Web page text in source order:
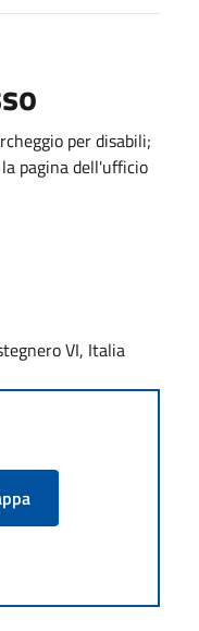
per disabili;
pagina dell'ufficio
VI, Italia